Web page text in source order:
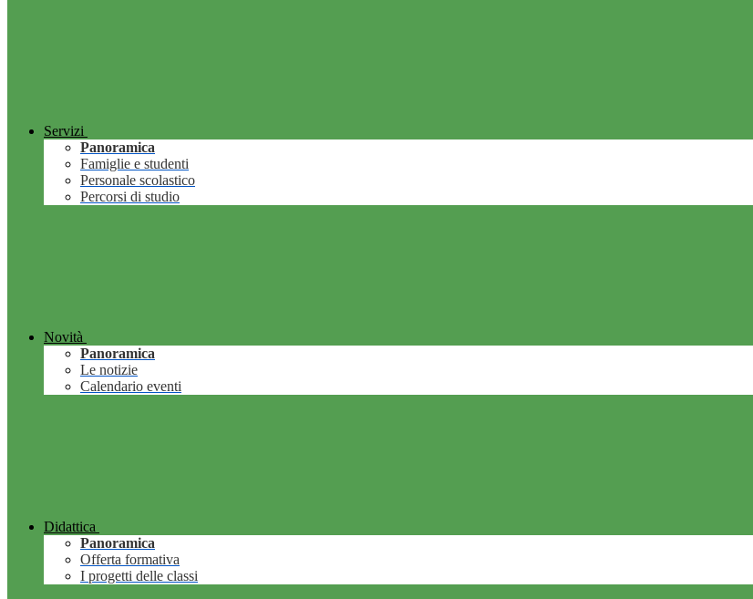
Servizi
Panoramica
Famiglie e studenti
Personale scolastico
Percorsi di studio
Novità
Panoramica
Le notizie
Calendario eventi
Didattica
Panoramica
Offerta formativa
I progetti delle classi